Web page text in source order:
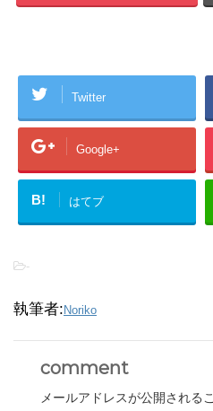
Twitter
Google+
B! はてブ
-
執筆者: Noriko
comment
メールアドレスが公開される